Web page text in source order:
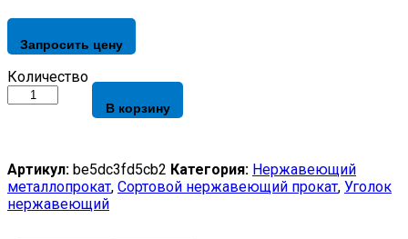
Запросить цену
Уголок
нержавеющий
неравнополочный
AISI
304
г/
к,
Количество
В корзину
Артикул: be5dc3fd5cb2 Категория: Нержавеющий
металлопрокат, Сортовой нержавеющий прокат, Уголок
нержавеющий